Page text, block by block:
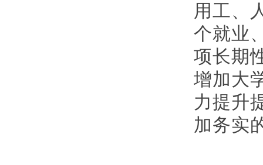
用工、
个就业
项长期
增加大
力提升
加务实